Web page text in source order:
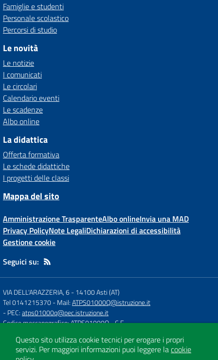
Famiglie e studenti
Personale scolastico
Percorsi di studio
Le novità
Le notizie
I comunicati
Le circolari
Calendario eventi
Le scadenze
Albo online
La didattica
Offerta formativa
Le schede didattiche
I progetti delle classi
Mappa del sito
Amministrazione TrasparenteAlbo onlineInvia una MAD
Privacy PolicyNote LegaliDichiarazioni di accessibilità
Gestione cookie
Seguici su:
VIA DELL'ARAZZERIA, 6-14100 Asti (AT)
Tel 0141215370- Mail:ATPS01000Q@istruzione.it
- PEC:atps01000q@pec.istruzione.it
Codice meccanografico: ATPS01000Q- C.F.
Concept & Design by
Designers Italia
Questo sito utilizza cookie tecnici per erogare i propri
servizi. Per maggiori informazioni puoi leggere lacookie